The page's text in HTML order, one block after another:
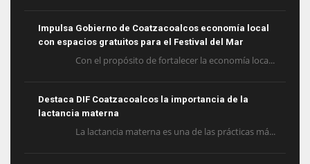
Impulsa Gobierno de Coatzacoalcos economía local
con espacios gratuitos para el Festival del Mar
Con el propósito de fortalecer la economía loca...
Destaca DIF Coatzacoalcos la importancia de la
lactancia materna
La lactancia materna es una de las prácticas má...